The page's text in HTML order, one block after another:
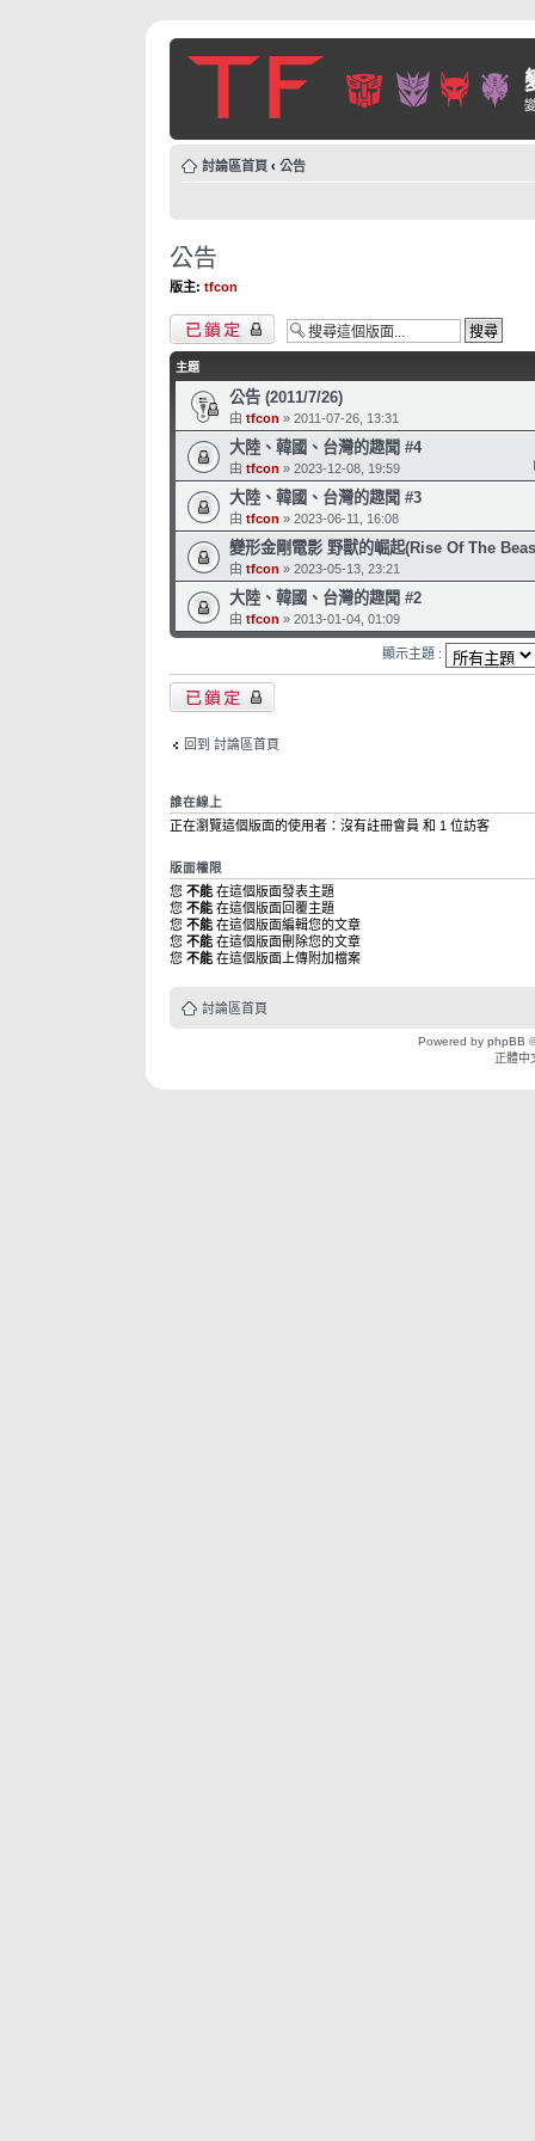
討論區首頁 ‹ 公告
公告
版主: tfcon
版面鎖定
主題
公告 (2011/7/26)
由 tfcon » 2011-07-26, 13:31
大陸、韓國、台灣的趣聞 #4
由 tfcon » 2023-12-08, 19:59
大陸、韓國、台灣的趣聞 #3
由 tfcon » 2023-06-11, 16:08
變形金剛電影 野獸的崛起(Rise Of The
由 tfcon » 2023-05-13, 23:21
大陸、韓國、台灣的趣聞 #2
由 tfcon » 2013-01-04, 01:09
顯示主題 :
版面鎖定
回到 討論區首頁
誰在線上
正在瀏覽這個版面的使用者：沒有註冊會員 和 1 位訪客
版面權限
您 不能 在這個版面發表主題
您 不能 在這個版面回覆主題
您 不能 在這個版面編輯您的文章
您 不能 在這個版面刪除您的文章
您 不能 在這個版面上傳附加檔案
討論區首頁
Powered by phpBB
正體中